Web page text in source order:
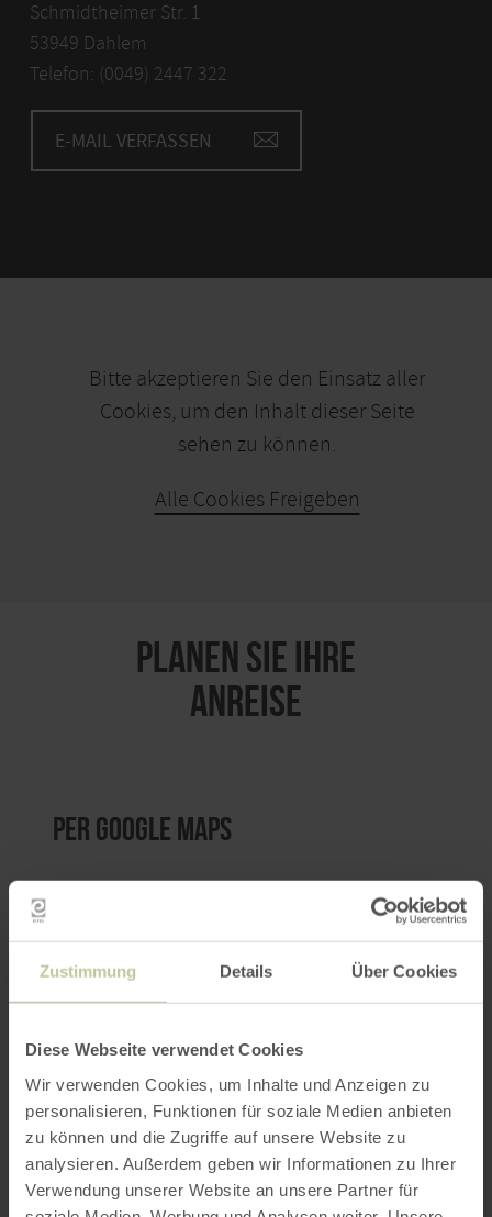
Zustimmung Details Über Cookies
Diese Webseite verwendet Cookies
Wir verwenden Cookies, um Inhalte und Anzeigen zu
personalisieren, Funktionen für soziale Medien anbieten
zu können und die Zugriffe auf unsere Website zu
analysieren. Außerdem geben wir Informationen zu Ihrer
Verwendung unserer Website an unsere Partner für
Schmidtheimer Str. 1
53949 Dahlem
Telefon: (0049) 2447 322
E-MAIL VERFASSEN
Bitte akzeptieren Sie den Einsatz aller
Cookies, um den Inhalt dieser Seite
sehen zu können.
Alle Cookies Freigeben
PLANEN SIE IHRE
ANREISE
per Google Maps
ROUTE PLANEN
Weitere Veranstaltungen